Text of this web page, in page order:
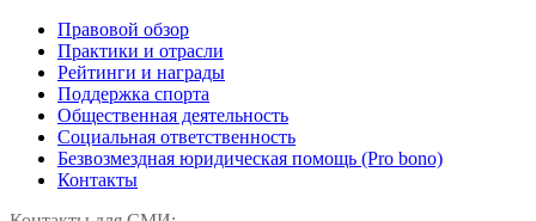
Правовой обзор
Практики и отрасли
Рейтинги и награды
Поддержка спорта
Общественная деятельность
Социальная ответственность
Безвозмездная юридическая помощь (Pro bono)
Контакты